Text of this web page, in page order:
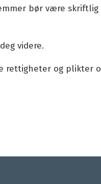
bør være
videre.
rettigheter og plikter